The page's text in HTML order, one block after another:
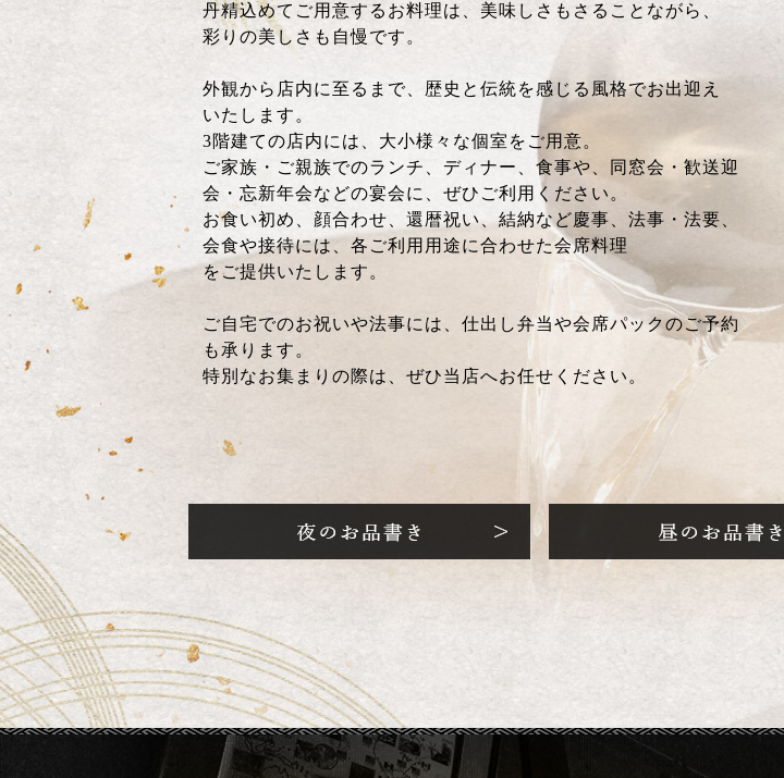
丹精込めてご用意するお料理は、美味しさもさることながら、
彩りの美しさも自慢です。
外観から店内に至るまで、歴史と伝統を感じる風格でお出迎え
いたします。
3階建ての店内には、大小様々な個室をご用意。
ご家族・ご親族でのランチ、ディナー、食事や、同窓会・歓送迎
会・忘新年会などの宴会に、ぜひご利用ください。
お食い初め、顔合わせ、還暦祝い、結納など慶事、法事・法要、
会食や接待には、各ご利用用途に合わせた会席料理
をご提供いたします。
ご自宅でのお祝いや法事には、仕出し弁当や会席パックのご予約
も承ります。
特別なお集まりの際は、ぜひ当店へお任せください。